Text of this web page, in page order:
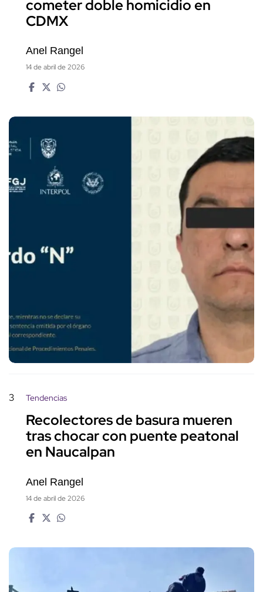
cometer doble homicidio en
CDMX
Anel Rangel
14 de abril de 2026
3 Tendencias
Recolectores de basura mueren
tras chocar con puente peatonal
en Naucalpan
Anel Rangel
14 de abril de 2026